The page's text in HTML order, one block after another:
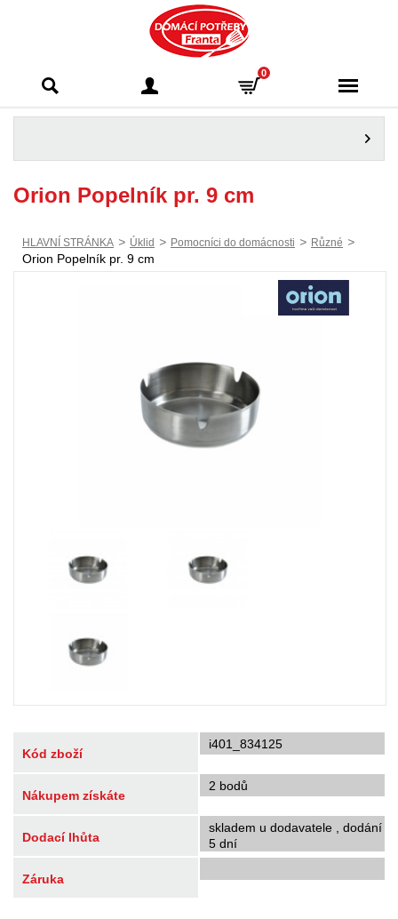
Franta - Příbram
0
Orion Popelník pr. 9 cm
HLAVNÍ STRÁNKA > Úklid > Pomocníci do domácnosti > Různé >
Orion Popelník pr. 9 cm
Kód zboží
i401_834125
Nákupem získáte
2 bodů
Dodací lhůta
skladem u dodavatele , dodání
5 dní
Záruka